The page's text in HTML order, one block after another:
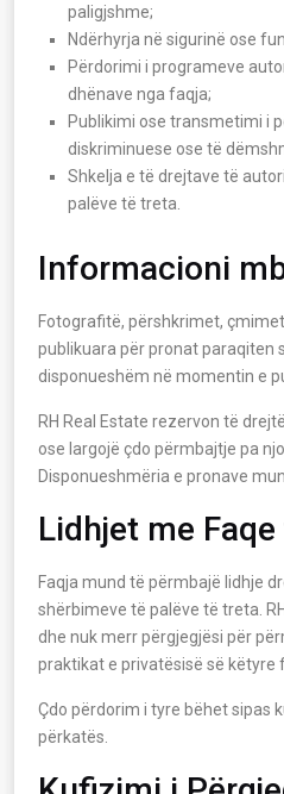
paligjshme;
Ndërhyrja në sigurinë ose
Përdorimi i programeve
dhënave nga faqja;
Publikimi ose transmetimi i
diskriminuese ose të
Shkelja e të drejtave të
palëve të treta.
Informacioni
Fotografitë, përshkrimet,
publikuara për pronat paraqiten
disponueshëm në momentin e
RH Real Estate rezervon të
ose largojë çdo përmbajtje pa
Disponueshmëria e pronave
Lidhjet me
Faqja mund të përmbajë lidhje
shërbimeve të palëve të treta.
dhe nuk merr përgjegjësi për
praktikat e privatësisë së këtyre
Çdo përdorim i tyre bëhet sipas
përkatës.